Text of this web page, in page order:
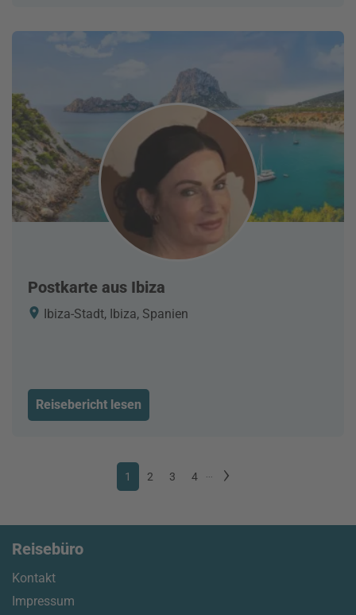
Postkarte aus Ibiza
Ibiza-Stadt, Ibiza, Spanien
Reisebericht lesen
1 2 3 4
Reisebüro
Kontakt
Impressum